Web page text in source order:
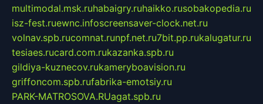
multimodal.msk.ruhabaigry.ruhaikko.rusobakopedia.ru
isz-fest.ruewnc.infoscreensaver-clock.net.ru
volnav.spb.rucomnat.runpf.net.ru7bit.pp.rukalugatur.ru
tesiaes.rucard.com.rukazanka.spb.ru
gildiya-kuznecov.rukameryboavision.ru
griffoncom.spb.rufabrika-emotsiy.ru
PARK-MATROSOVA.RUagat.spb.ru